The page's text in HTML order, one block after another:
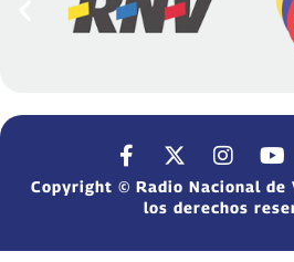
Copyright © Radio Nacional de
los derechos